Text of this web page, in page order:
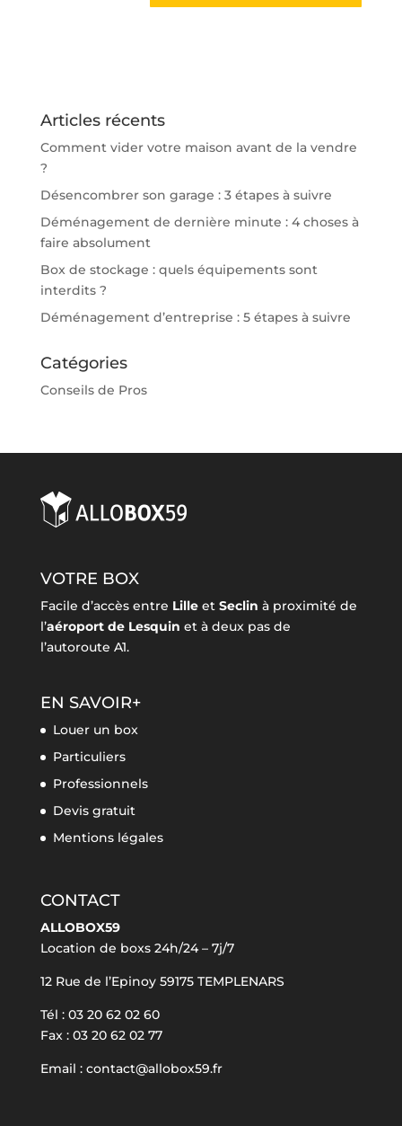
Articles récents
Comment vider votre maison avant de la vendre
?
Désencombrer son garage : 3 étapes à suivre
Déménagement de dernière minute : 4 choses à
faire absolument
Box de stockage : quels équipements sont
interdits ?
Déménagement d’entreprise : 5 étapes à suivre
Catégories
Conseils de Pros
VOTRE BOX
Facile d’accès entre Lilleet Seclin à proximité de
l’aéroport de Lesquin et à deux pas de
l’autoroute A1.
EN SAVOIR+
Louer un box
Particuliers
Professionnels
Devis gratuit
Mentions légales
CONTACT
ALLOBOX59
Location de boxs 24h/24 – 7j/7
12 Rue de l’Epinoy 59175 TEMPLENARS
Tél : 03 20 62 02 60
Fax : 03 20 62 02 77
Email : contact@allobox59.fr